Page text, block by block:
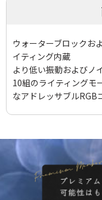
ウォーターブロックお
イティング内蔵
より低い振動およびノ
10組のライティングモ
なアドレッサブルRGB